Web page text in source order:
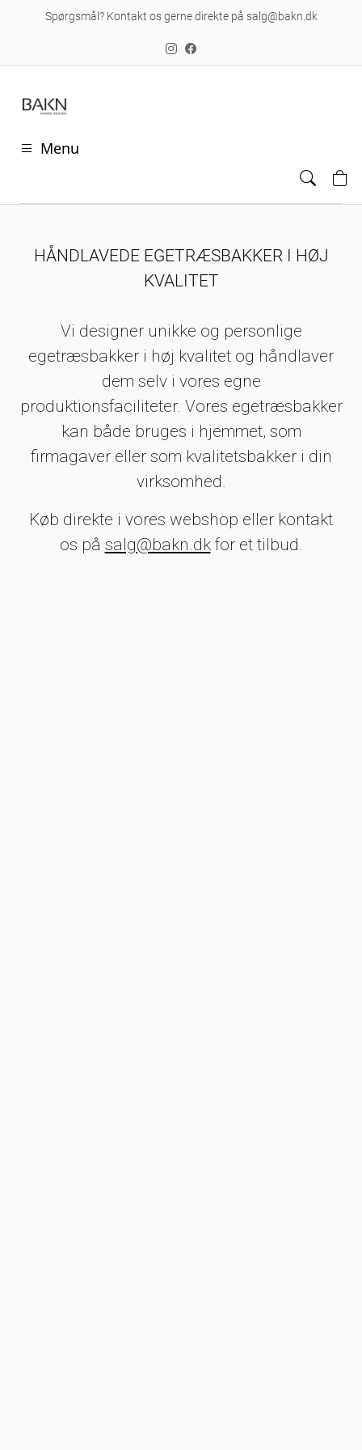
Spørgsmål? Kontakt os gerne direkte på salg@bakn.dk
Menu
HÅNDLAVEDE EGETRÆSBAKKER I HØJ
KVALITET
Vi designer unikke og personlige
egetræsbakker i høj kvalitet og håndlaver
dem selv i vores egne
produktionsfaciliteter. Vores egetræsbakker
kan både bruges i hjemmet, som
firmagaver eller som kvalitetsbakker i din
virksomhed.
Køb direkte i vores webshop eller kontakt
os på salg@bakn.dkfor et tilbud.